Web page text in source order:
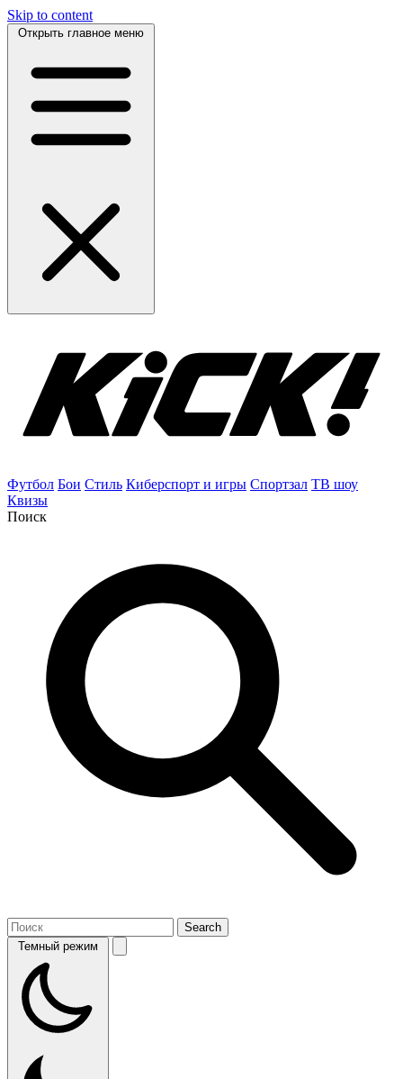
Skip to content
Открыть главное меню
Футбол Бои Стиль Киберспорт и игры Спортзал ТВ шоу
Квизы
Поиск
Темный режим